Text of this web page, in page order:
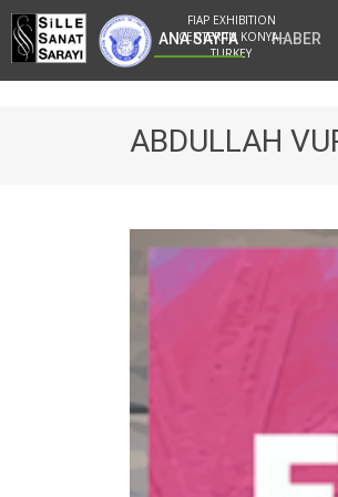
FIAP EXHIBITION
CENTER IN KONYA -
TURKEY
ANA SAYFA HABER
ABDULLAH